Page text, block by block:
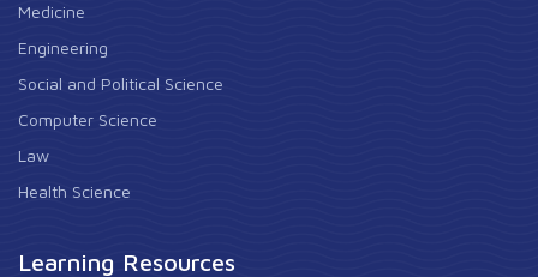
Medicine
Engineering
Social and Political Science
Computer Science
Law
Health Science
Learning Resources